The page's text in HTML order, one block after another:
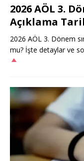
2026 AÖL 3.
Açıklama
2026 AÖL 3. Dönem
mu? İşte detaylar ve